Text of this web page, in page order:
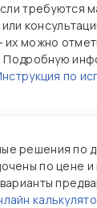
требуются
можно
Подробную
по
решения по
по цене